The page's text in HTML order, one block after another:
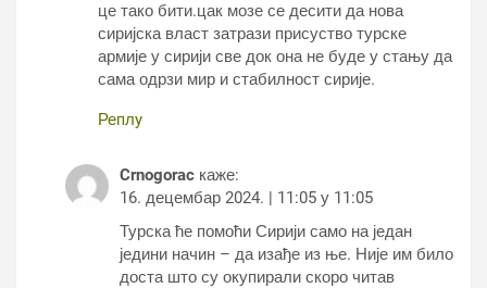
це тако бити.цак мозе се десити да нова
сиријска власт затрази присуство турске
армије у сирији све док она не буде у стању да
сама одрзи мир и стабилност сирије.
Реплy
Crnogorac каже:
16. децембар 2024. | 11:05 у 11:05
Турска ће помоћи Сирији само на један
једини начин – да изађе из ње. Није им било
доста што су окупирали скоро читав